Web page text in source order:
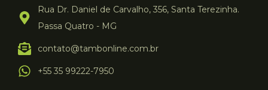
Rua Dr. Daniel de Carvalho, 356, Santa Terezinha.
Passa Quatro - MG
contato@tambonline.com.br
+55 35 99222-7950